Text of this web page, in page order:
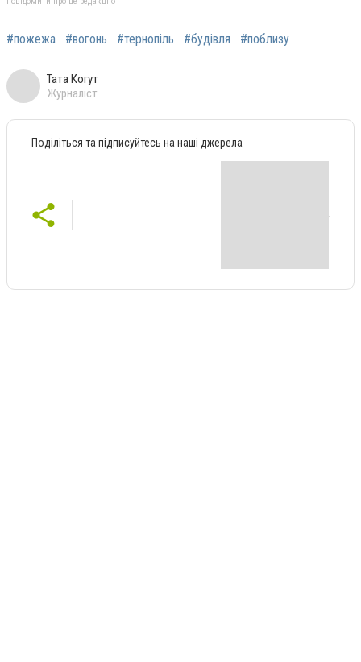
#пожежа #вогонь #тернопіль #будівля #поблизу
Тата Когут
Журналіст
Поділіться та підписуйтесь на наші джерела